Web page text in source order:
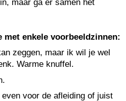
maar ga er samen het
enkele voorbeeldzinnen:
zeggen, maar ik wil je wel
Warme knuffel.
voor de afleiding of juist